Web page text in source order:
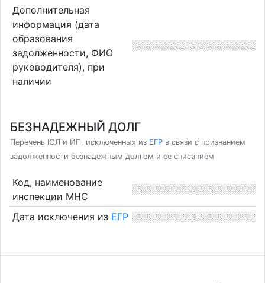
Дополнительная
информация (дата
образования
задолженности, ФИО
руководителя), при
наличии
БЕЗНАДЕЖНЫЙ ДОЛГ
Перечень ЮЛ и ИП, исключенных из ЕГР в связи с признанием
задолженности безнадежным долгом и ее списанием
Код, наименование
инспекции МНС
Дата исключения из ЕГР